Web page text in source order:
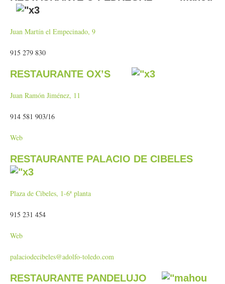
Juan Martín el Empecinado, 9
915 279 830
RESTAURANTE OX’S
Juan Ramón Jiménez, 11
914 581 903/16
Web
RESTAURANTE PALACIO DE CIBELES
Plaza de Cibeles, 1-6ª planta
915 231 454
Web
palaciodecibeles@adolfo-toledo.com
RESTAURANTE PANDELUJO